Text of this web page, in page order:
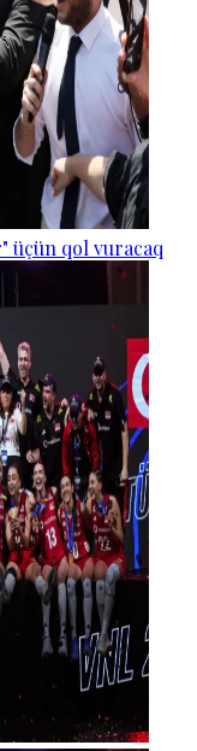
üçün qol vuracaq